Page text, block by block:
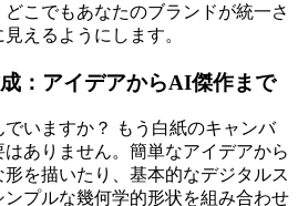
こでもあなたのブランドが統一さ
えるようにします。
：アイデアからAI傑作まで
いますか？ もう白紙のキャンバ
ありません。簡単なアイデアから
を描いたり、基本的なデジタルス
プルな幾何学的形状を組み合わせ